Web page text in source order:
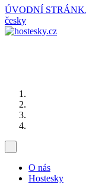
ÚVODNÍ
česky
O nás
Hostesky